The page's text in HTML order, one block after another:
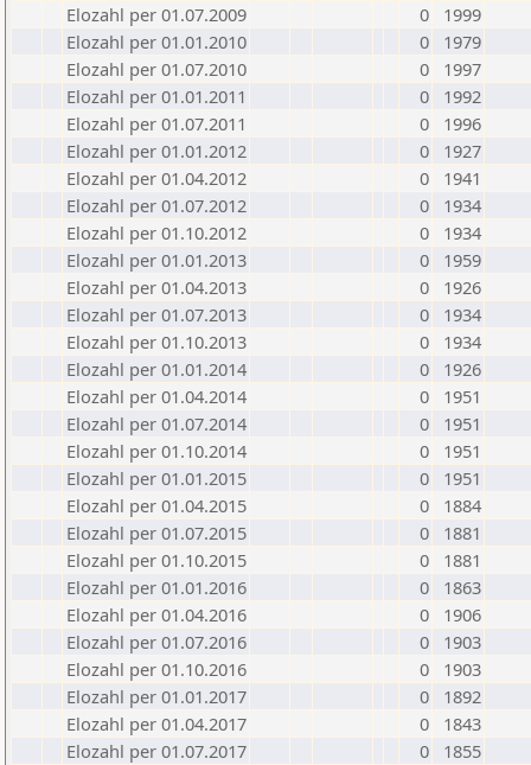
Elozahl per 01.07.2009
0
1999
Elozahl per 01.01.2010
0
1979
Elozahl per 01.07.2010
0
1997
Elozahl per 01.01.2011
0
1992
Elozahl per 01.07.2011
0
1996
Elozahl per 01.01.2012
0
1927
Elozahl per 01.04.2012
0
1941
Elozahl per 01.07.2012
0
1934
Elozahl per 01.10.2012
0
1934
Elozahl per 01.01.2013
0
1959
Elozahl per 01.04.2013
0
1926
Elozahl per 01.07.2013
0
1934
Elozahl per 01.10.2013
0
1934
Elozahl per 01.01.2014
0
1926
Elozahl per 01.04.2014
0
1951
Elozahl per 01.07.2014
0
1951
Elozahl per 01.10.2014
0
1951
Elozahl per 01.01.2015
0
1951
Elozahl per 01.04.2015
0
1884
Elozahl per 01.07.2015
0
1881
Elozahl per 01.10.2015
0
1881
Elozahl per 01.01.2016
0
1863
Elozahl per 01.04.2016
0
1906
Elozahl per 01.07.2016
0
1903
Elozahl per 01.10.2016
0
1903
Elozahl per 01.01.2017
0
1892
Elozahl per 01.04.2017
0
1843
Elozahl per 01.07.2017
0
1855